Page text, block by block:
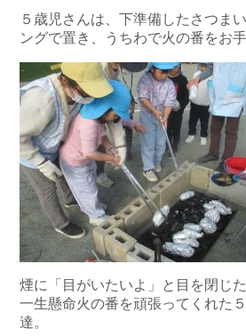
５歳児さんは、下準備したさつま
ングで置き、うちわで火の番をお手
煙に「目がいたいよ」と目を閉じ
一生懸命火の番を頑張ってくれた
達。